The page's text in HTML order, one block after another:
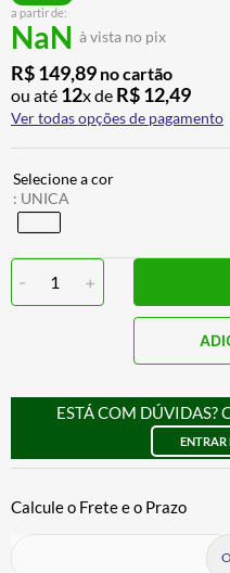
a partir de:
NaN à vista no pix
R$149,89 no cartão
ou até 12x de R$12,49
Ver todas opções de pagamento
: UNICA
- 1 +
ESTÁ COM DÚVIDAS?
ENTRAR
7º
8º
9º CALÇA
10º BOTAS